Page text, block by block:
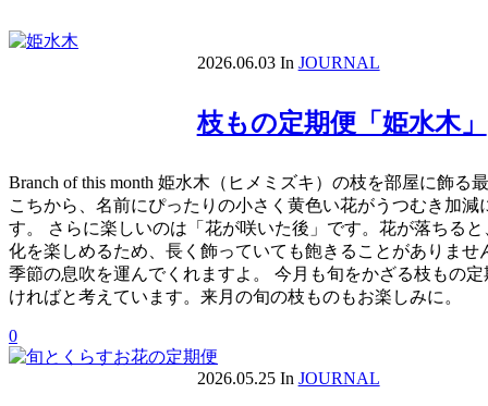
2026.06.03 In JOURNAL
枝もの定期便「姫水木」
Branch of this month 姫水木（ヒメミズキ）の枝を部屋に飾
こちから、名前にぴったりの小さく黄色い花がうつむき加
す。 さらに楽しいのは「花が咲いた後」です。花が落ちる
化を楽しめるため、長く飾っていても飽きることがありま
季節の息吹を運んでくれますよ。 今月も旬をかざる枝もの
ければと考えています。来月の旬の枝ものもお楽しみに。
0
2026.05.25 In JOURNAL